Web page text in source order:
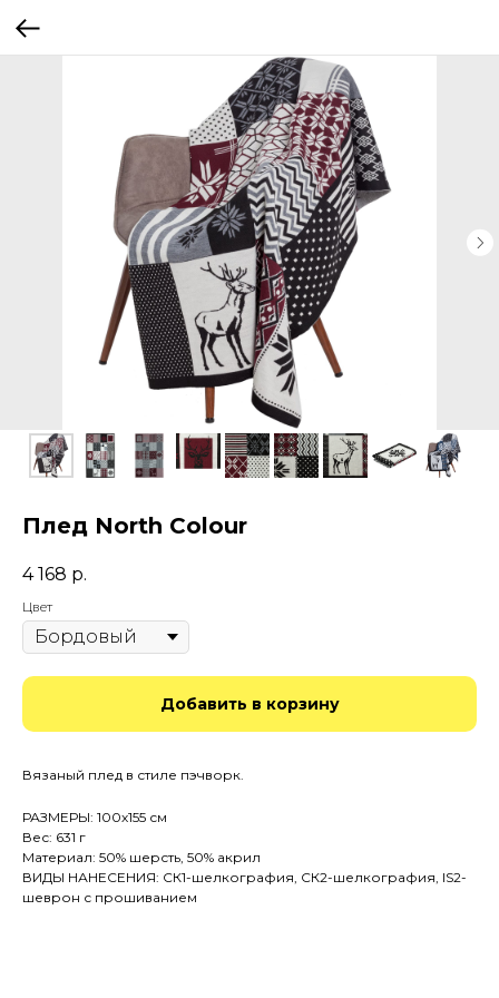
Плед North Colour
4 168 р.
Цвет
Добавить в корзину
Вязаный плед в стиле пэчворк.
РАЗМЕРЫ: 100х155 см
Вес: 631 г
Материал: 50% шерсть, 50% акрил
ВИДЫ НАНЕСЕНИЯ: СК1-шелкография, СК2-шелкография, IS2-
шеврон с прошиванием